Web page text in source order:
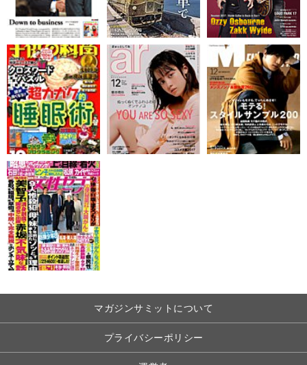
マガジンサミットについて
プライバシーポリシー